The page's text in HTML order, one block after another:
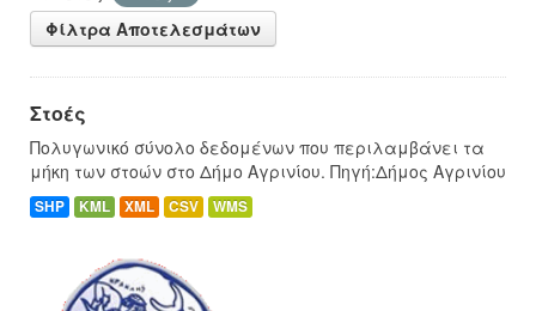
Φίλτρα Αποτελεσμάτων
Στοές
Πολυγωνικό σύνολο δεδομένων που περιλαμβάνει τα
μήκη των στοών στο Δήμο Αγρινίου. Πηγή:Δήμος Αγρινίου
SHP KML XML CSV WMS